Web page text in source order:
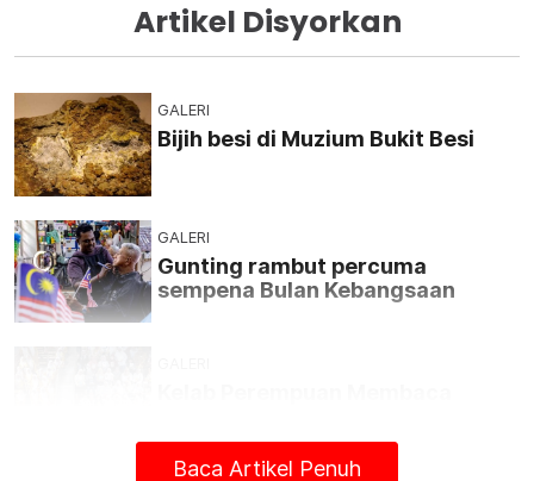
Artikel Disyorkan
GALERI
Bijih besi di Muzium Bukit Besi
GALERI
Gunting rambut percuma
sempena Bulan Kebangsaan
Baca Artikel Penuh